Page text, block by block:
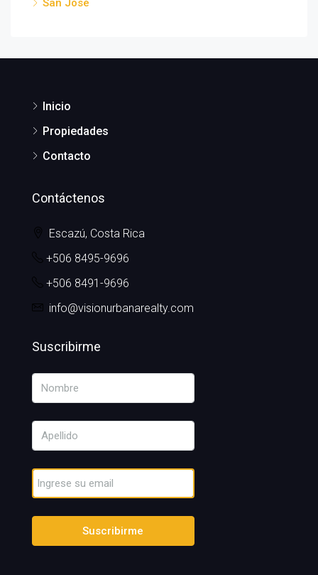
San José
Inicio
Propiedades
Contacto
Contáctenos
Escazú, Costa Rica
+506 8495-9696
+506 8491-9696
info@visionurbanarealty.com
Suscribirme
Suscribirme